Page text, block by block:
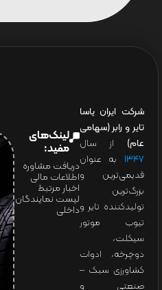
شرکت ایران یاسا
تایر و رابر (سهامی
عام) از سال
۱۳۴۷ به عنوان
قدیمی‌ترین و
بزرگ‌ترین
تولیدکننده تایر و
تیوب موتور
سیکلت،
دوچرخه، ادوات
کشاورزی سبک –
صنعتی و
لینک‌های
مفید:
دریافت مشاوره
اطلاعات مالی
اخبار مرتبط
لیست نمایندگان
داخلی